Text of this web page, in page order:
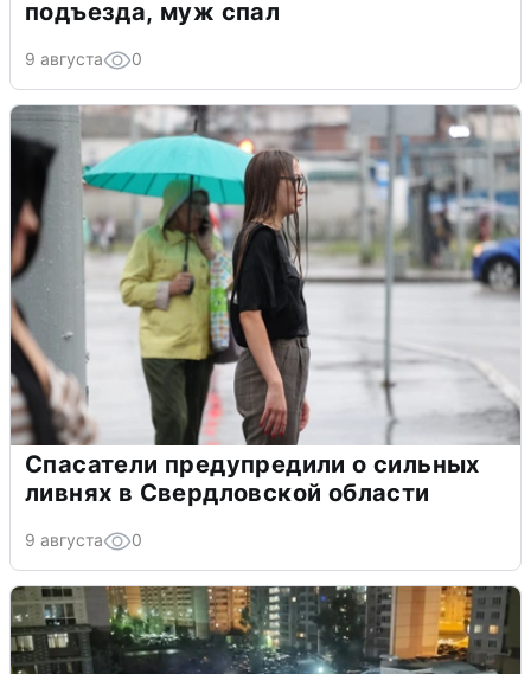
подъезда, муж спал
9 августа 0
Спасатели предупредили о сильных
ливнях в Свердловской области
9 августа 0